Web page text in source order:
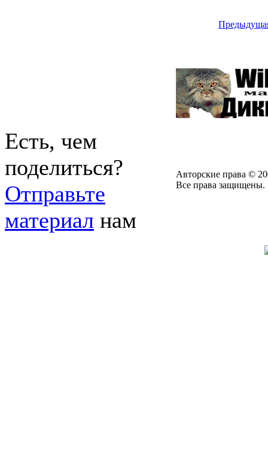
Есть, чем
поделиться?
Отправьте
материал нам
Авторские права ©
Все права защищены.